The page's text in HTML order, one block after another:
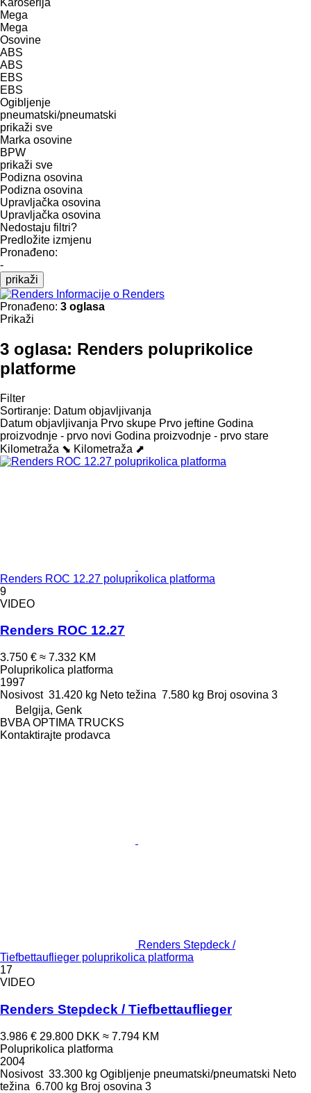
Mega
Mega
Osovine
ABS
ABS
EBS
EBS
Ogibljenje
pneumatski/pneumatski
prikaži sve
Marka osovine
BPW
prikaži sve
Podizna osovina
Podizna osovina
Upravljačka osovina
Upravljačka osovina
Nedostaju filtri?
Predložite izmjenu
Pronađeno:
-
prikaži
Informacije o Renders
Pronađeno: 3 oglasa
Prikaži
3 oglasa: Renders poluprikolice
platforme
Filter
Sortiranje: Datum objavljivanja
Datum objavljivanja Prvo skupe Prvo jeftine Godina
proizvodnje - prvo novi Godina proizvodnje - prvo stare
Kilometraža ⬊ Kilometraža ⬈
Renders ROC 12.27 poluprikolica platforma
9
VIDEO
Renders ROC 12.27
3.750 € ≈ 7.332 KM
Poluprikolica platforma
1997
Nosivost 31.420 kg Neto težina 7.580 kg Broj osovina 3
Belgija, Genk
BVBA OPTIMA TRUCKS
Kontaktirajte prodavca
Renders Stepdeck /
Tiefbettauflieger poluprikolica platforma
17
VIDEO
Renders Stepdeck / Tiefbettauflieger
3.986 € 29.800 DKK ≈ 7.794 KM
Poluprikolica platforma
2004
Nosivost 33.300 kg Ogibljenje pneumatski/pneumatski Neto
težina 6.700 kg Broj osovina 3